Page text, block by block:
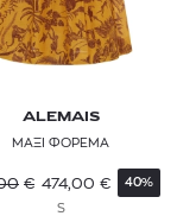
ALEMAIS
ΜΑΞΙ ΦΟΡΕΜΑ
€ 474,00 € 40%
S